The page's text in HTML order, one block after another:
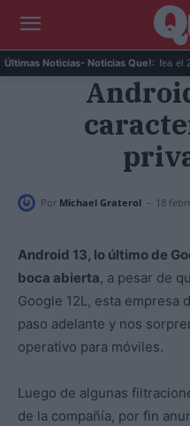
Últimas Noticias- Noticias Que!:
Video revive a Betty la fea el 28 de
Por Michael Graterol - 18
Android 13, lo último de
boca abierta, a pesar de
Google 12L, esta empresa
paso adelante y nos
operativo para móviles.
Luego de algunas
de la compañía, por fin